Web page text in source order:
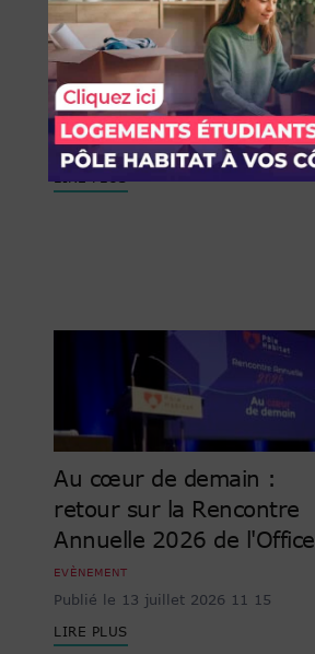
Inauguration de 5
nouvelles maisons à
Niederhergheim
RÉALISATIONS
Publié le 13 juillet 2026 16 00
LIRE PLUS
Au cœur de demain :
retour sur la Rencontre
Annuelle 2026 de l'Office
EVÈNEMENT
Publié le 13 juillet 2026 11 15
LIRE PLUS